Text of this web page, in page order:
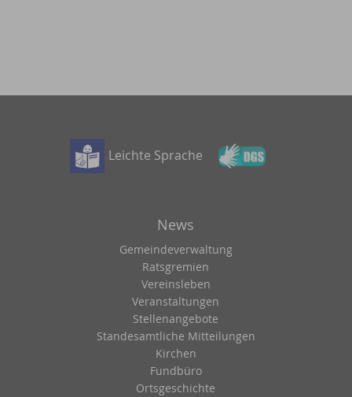
Leichte Sprache
News
Gemeindeverwaltung
Ratsgremien
Vereinsleben
Veranstaltungen
Stellenangebote
Standesamtliche Mitteilungen
Kirchen
Fundbüro
Ortsgeschichte